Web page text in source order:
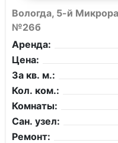
Вологда, 5-й
№26б
Аренда:
Цена:
За кв. м.:
Кол. ком.:
Комнаты:
Сан. узел:
Ремонт: